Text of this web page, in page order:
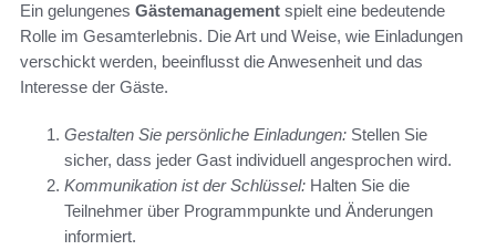
Ein gelungenes Gästemanagement spielt eine bedeutende
Rolle im Gesamterlebnis. Die Art und Weise, wie Einladungen
verschickt werden, beeinflusst die Anwesenheit und das
Interesse der Gäste.
Gestalten Sie persönliche Einladungen: Stellen Sie
sicher, dass jeder Gast individuell angesprochen wird.
Kommunikation ist der Schlüssel: Halten Sie die
Teilnehmer über Programmpunkte und Änderungen
informiert.